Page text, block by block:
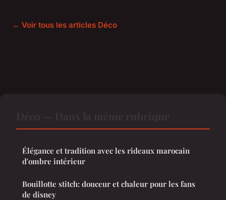
← Voir tous les articles Déco
Élégance et tradition avec les rideaux marocain
d'ombre intérieur
Bouillotte stitch: douceur et chaleur pour les fans
de disney